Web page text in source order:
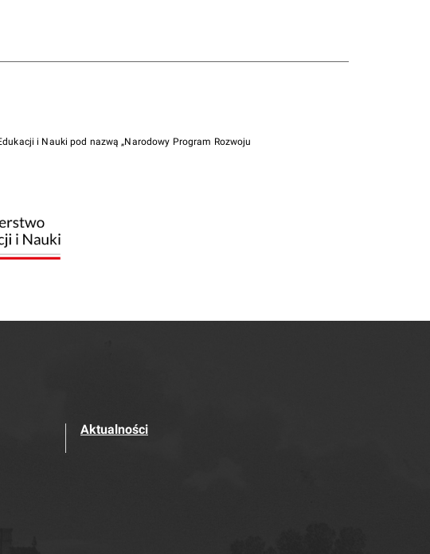
i Nauki pod nazwą „Narodowy Program Rozwoju
Aktualności